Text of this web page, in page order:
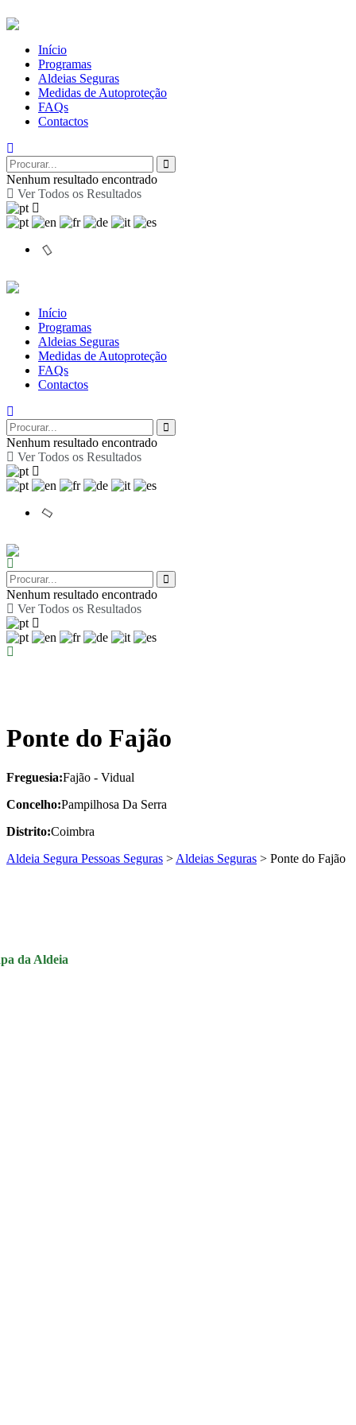
Início
Programas
Aldeias Seguras
Medidas de Autoproteção
FAQs
Contactos
Nenhum resultado encontrado
Ver Todos os Resultados
Início
Programas
Aldeias Seguras
Medidas de Autoproteção
FAQs
Contactos
Nenhum resultado encontrado
Ver Todos os Resultados
Nenhum resultado encontrado
Ver Todos os Resultados
Ponte do Fajão
Freguesia:Fajão - Vidual
Concelho:Pampilhosa Da Serra
Distrito:Coimbra
Aldeia Segura Pessoas Seguras > Aldeias Seguras > Ponte do Fajão
da Aldeia